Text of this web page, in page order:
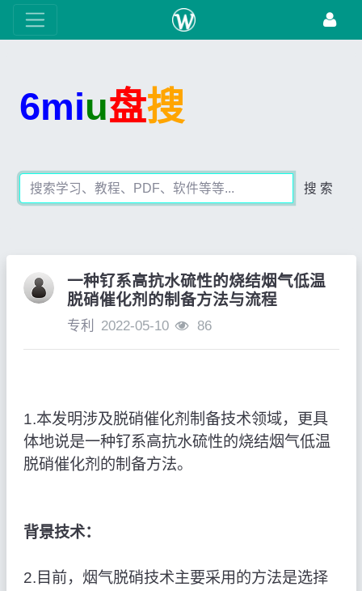
6miu盘搜
搜 索
一种钌系高抗水硫性的烧结烟气低温
脱硝催化剂的制备方法与流程
专利 2022-05-10 86
1.本发明涉及脱硝催化剂制备技术领域，更具
体地说是一种钌系高抗水硫性的烧结烟气低温
脱硝催化剂的制备方法。
背景技术：
2.目前，烟气脱硝技术主要采用的方法是选择